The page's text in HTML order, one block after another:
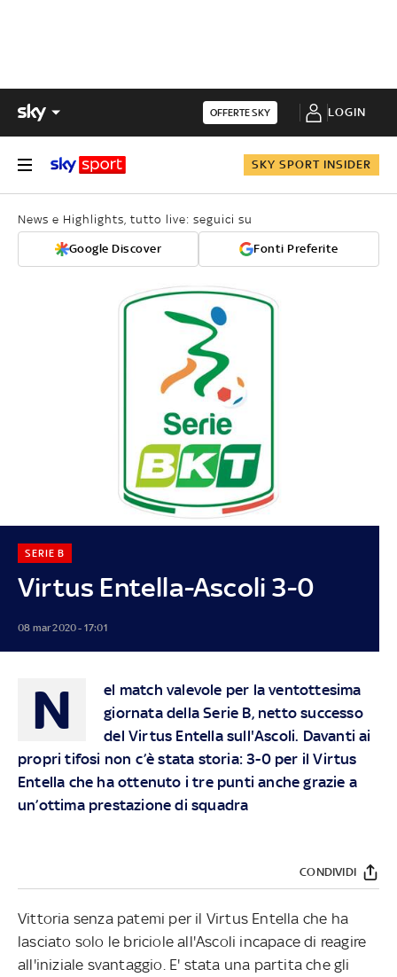
OFFERTE SKY LOGIN
SKY SPORT INSIDER
News e Highlights, tutto live: seguici su
Google Discover Fonti Preferite
Virtus Entella-Ascoli 3-0
SERIE B
08 mar 2020 - 17:01
N
el match valevole per la ventottesima
giornata della Serie B, netto successo
del Virtus Entella sull'Ascoli. Davanti ai
propri tifosi non c’è stata storia: 3-0 per il Virtus
Entella che ha ottenuto i tre punti anche grazie a
un’ottima prestazione di squadra
CONDIVIDI
Vittoria senza patemi per il Virtus Entella che ha
lasciato solo le briciole all'Ascoli incapace di reagire
all'iniziale svantaggio. E' stata una partita che gli